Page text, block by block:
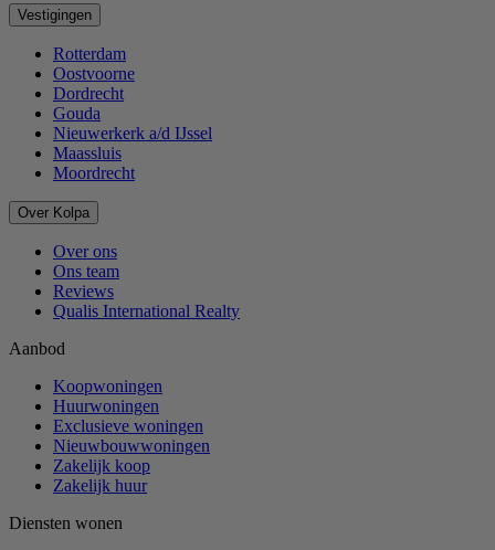
Vestigingen
Rotterdam
Oostvoorne
Dordrecht
Gouda
Nieuwerkerk a/d IJssel
Maassluis
Moordrecht
Over Kolpa
Over ons
Ons team
Reviews
Qualis International Realty
Aanbod
Koopwoningen
Huurwoningen
Exclusieve woningen
Nieuwbouwwoningen
Zakelijk koop
Zakelijk huur
Diensten wonen